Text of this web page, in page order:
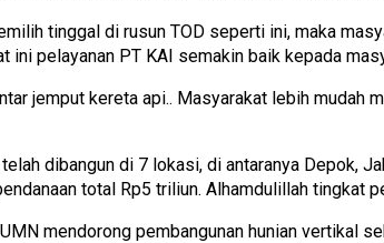
tinggal di rusun TOD seperti ini, maka
ini pelayanan PT KAI semakin baik kepada
jemput kereta api.. Masyarakat lebih
dibangun di 7 lokasi, di antaranya Depok,
total Rp5 triliun. Alhamdulillah tingkat
mendorong pembangunan hunian vertikal